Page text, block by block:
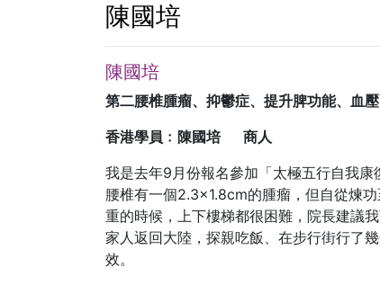
陳國培
陳國培
第二腰椎腫瘤、抑鬱症、提升脾功能、血
香港學員﹕陳國培
商人
我是去年9月份報名參加「太極五行自我
腰椎有一個2.3×1.8cm的腫瘤，但自從煉
重的時候，上下樓梯都很困難，院長建議
家人返回大陸，探親吃飯、在步行街行了
效。